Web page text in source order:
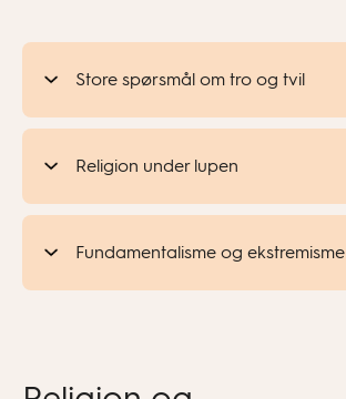
Store spørsmål om tro og tvil
Religion under lupen
Fundamentalisme og ekstremisme